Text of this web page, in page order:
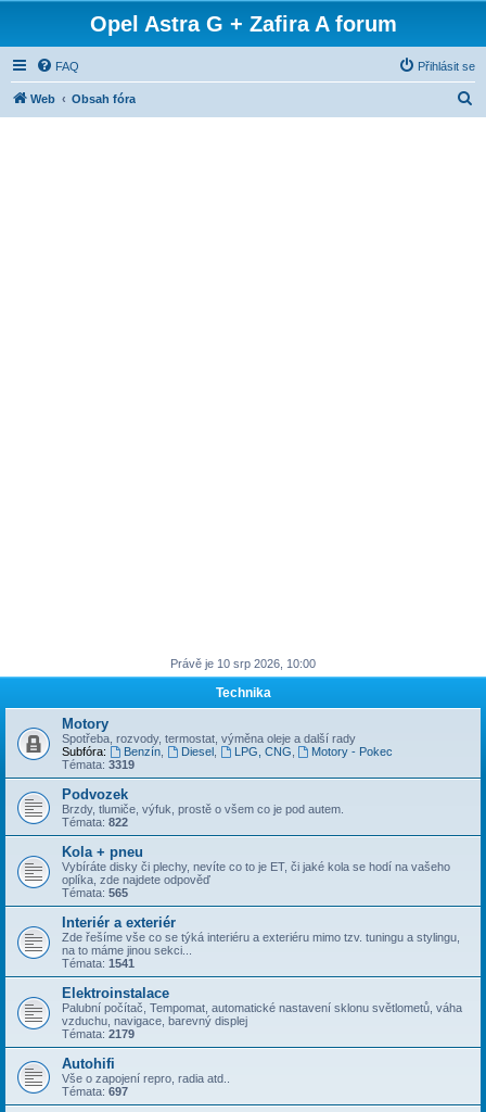
Opel Astra G + Zafira A forum
FAQ Přihlásit se
Web Obsah fóra
Právě je 10 srp 2026, 10:00
Technika
Motory
Spotřeba, rozvody, termostat, výměna oleje a další rady
Subfóra:
Benzín, Diesel, LPG, CNG
Motory - Pokec
Témata: 3319
Podvozek
Brzdy, tlumiče, výfuk, prostě o všem co je pod autem.
Témata: 822
Kola + pneu
Vybíráte disky či plechy, nevíte co to je ET, či jaké kola se hodí na vašeho
oplíka, zde najdete odpověď
Témata: 565
Interiér a exteriér
Zde řešíme vše co se týká interiéru a exteriéru mimo tzv. tuningu a stylingu,
na to máme jinou sekci...
Témata: 1541
Elektroinstalace
Palubní počítač, Tempomat, automatické nastavení sklonu světlometů, váha
vzduchu, navigace, barevný displej
Témata: 2179
Autohifi
Vše o zapojení repro, radia atd..
Témata: 697